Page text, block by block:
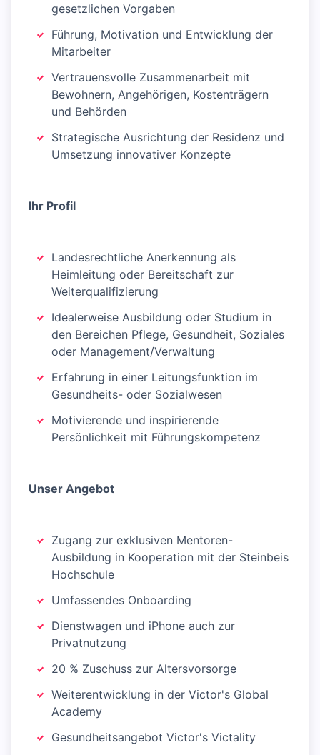
gesetzlichen Vorgaben
Führung, Motivation und Entwicklung der
Mitarbeiter
Vertrauensvolle Zusammenarbeit mit
Bewohnern, Angehörigen, Kostenträgern
und Behörden
Strategische Ausrichtung der Residenz und
Umsetzung innovativer Konzepte
Ihr Profil
Landesrechtliche Anerkennung als
Heimleitung oder Bereitschaft zur
Weiterqualifizierung
Idealerweise Ausbildung oder Studium in
den Bereichen Pflege, Gesundheit, Soziales
oder Management/Verwaltung
Erfahrung in einer Leitungsfunktion im
Gesundheits- oder Sozialwesen
Motivierende und inspirierende
Persönlichkeit mit Führungskompetenz
Unser Angebot
Zugang zur exklusiven Mentoren-
Ausbildung in Kooperation mit der Steinbeis
Hochschule
Umfassendes Onboarding
Dienstwagen und iPhone auch zur
Privatnutzung
20 % Zuschuss zur Altersvorsorge
Weiterentwicklung in der Victor's Global
Academy
Gesundheitsangebot Victor's Victality